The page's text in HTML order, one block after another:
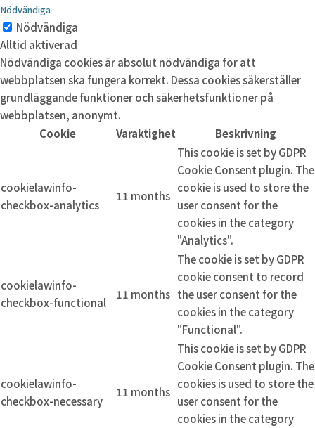
Nödvändiga
Nödvändiga
Alltid aktiverad
Nödvändiga cookies är absolut nödvändiga för att
webbplatsen ska fungera korrekt. Dessa cookies säkerställer
grundläggande funktioner och säkerhetsfunktioner på
webbplatsen, anonymt.
Cookie
Varaktighet Beskrivning
cookielawinfo-
checkbox-analytics
11 months
This cookie is set by GDPR
Cookie Consent plugin. The
cookie is used to store the
user consent for the
cookies in the category
"Analytics".
cookielawinfo-
checkbox-functional
11 months
The cookie is set by GDPR
cookie consent to record
the user consent for the
cookies in the category
"Functional".
cookielawinfo-
checkbox-necessary
11 months
This cookie is set by GDPR
Cookie Consent plugin. The
cookies is used to store the
user consent for the
cookies in the category